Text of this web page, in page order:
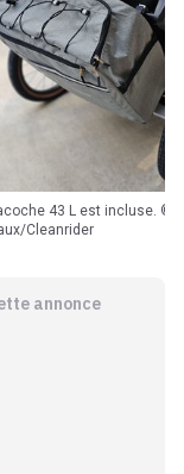
Cleanrider
annonce